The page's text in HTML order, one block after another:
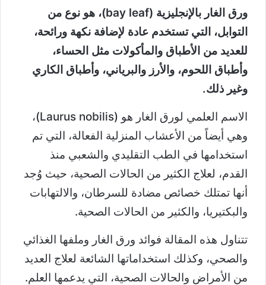
ورق الغار بالإنجليزية (bay leaf)، هو نوع من
التوابل، التي تستخدم عادة لإضافة نكهة ورائحة،
للعديد من الأطباق والمأكولات مثل الحساء،
وأطباق اللحوم، والأرز والبرياني، وأطباق الكاري
وغير ذلك.
الاسم العلمي لورق الغار هو (Laurus nobilis)،
وهي أيضاً من الأعشاب المنزلية الفعالة، التي تم
استخدامها في الطب التقليدي والشعبي منذ
القدم، لعلاج الكثير من الحالات الصحية، حيث وُجد
أنها تمتلك خصائص مضادة للسرطان، والالتهابات
والبكتيريا، والكثير من الحالات الصحية.
تتناول هذه المقالة فوائد ورق الغار وملفها الغذائي
والصحي، وكذلك استخداماتها الشائعة لعلاج العديد
من الأمراض والحالات الصحية، التي يدعمها العلم.